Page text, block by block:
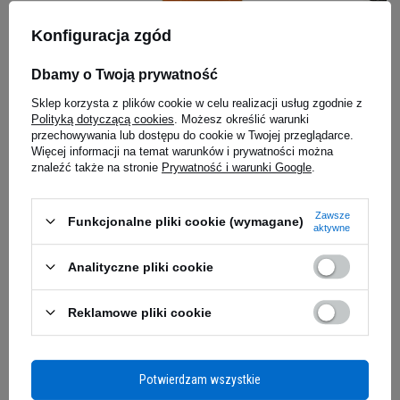
białka ipyszny sposób na uzupełnienie tego
produkt zostałprzebadany pod kątem
czystości,a pełne badanie zobaczysztutaj.
100vegcaps
39,49 zł
Kup teraz -wysyłka jutro 77,79
Zapytaj o produkt
Pytanie
Konfiguracja zgód
Dbamy o Twoją prywatność
Sklep korzysta z plików cookie w celu realizacji usług zgodnie z
Polityką dotyczącą cookies . Możesz określić warunki
przechowywania lub dostępu do cookie w Twojej przeglądarce.
Więcej informacji na temat warunków i prywatności można
znaleźć także na stronie Prywatność i warunki Google
Funkcjonalne pliki cookie (wymagane) Zawsze
aktywne
Analityczne pliki cookie
Reklamowe pliki cookie
Potwierdzam wszystkie